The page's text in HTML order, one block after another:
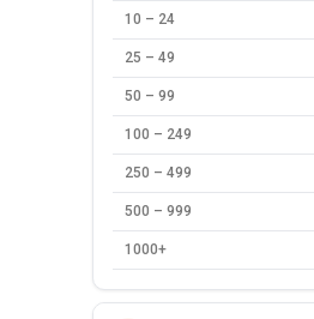
10 – 24
25 – 49
50 – 99
100 – 249
250 – 499
500 – 999
1000+